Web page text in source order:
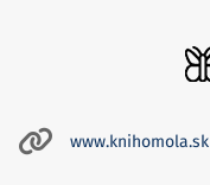
www.knihomola.sk